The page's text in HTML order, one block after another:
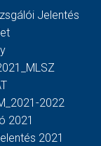
Jelentés
2022
2021
2021